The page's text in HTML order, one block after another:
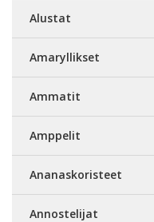
Alustat
Amaryllikset
Ammatit
Amppelit
Ananaskoristeet
Annostelijat